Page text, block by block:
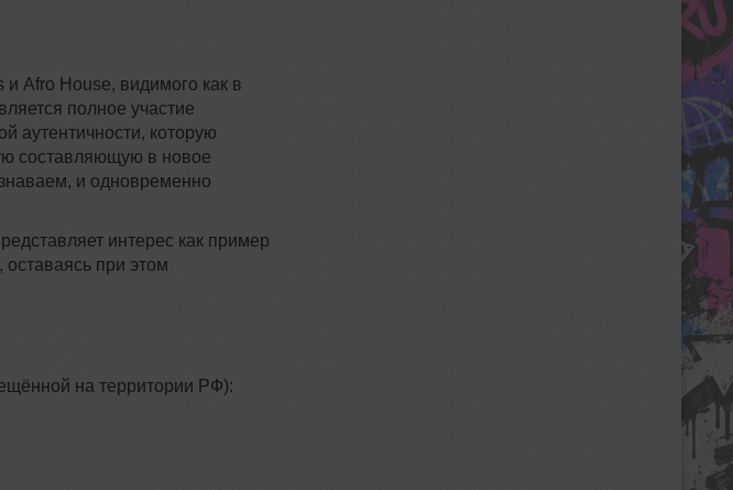
Afro House, видимого как в
полное участие
аутентичности, которую
составляющую в новое
и одновременно
интерес как пример
при этом
на территории РФ):